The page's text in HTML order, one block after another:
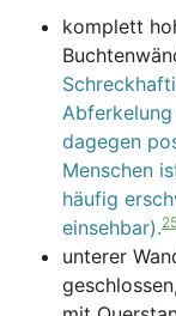
komplett
dagegen
Menschen
häufig
einsehbar).
unterer